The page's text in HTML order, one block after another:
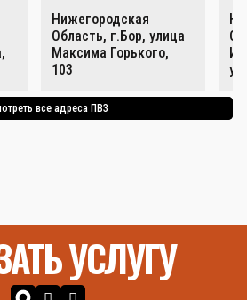
Нижегородская
Область, г.Бор, улица
Максима Горького,
103
все адреса ПВЗ
УСЛУГУ